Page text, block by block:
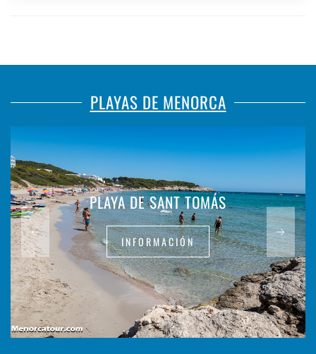
PLAYAS DE MENORCA
PLAYA DE SANT TOMÁS
INFORMACIÓN